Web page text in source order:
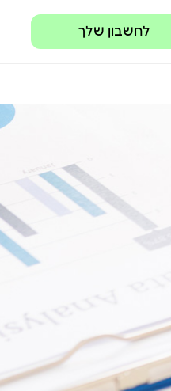
לחשבון שלך